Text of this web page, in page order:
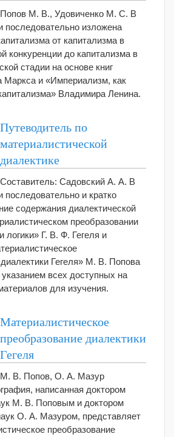
Попов М. В., Удовиченко М. С. В
последовательно изложена
от капитализма в
конкуренции до капитализма в
стадии на основе книг
Маркса и «Империализм, как
Владимира Ленина.
Путеводитель по
материалистической
диалектике
Составитель: Садовский А. А. В
последовательно и кратко
содержания диалектической
преобразовании
логики» Г. В. Ф. Гегеля и
Гегеля» М. В. Попова
всех доступных на
для изучения.
Материалистическое
преобразование диалектики
Гегеля
М. В. Попов, О. А. Мазур
написанная доктором
М. В. Поповым и доктором
О. А. Мазуром, представляет
преобразование